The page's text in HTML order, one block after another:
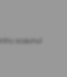
scaunul